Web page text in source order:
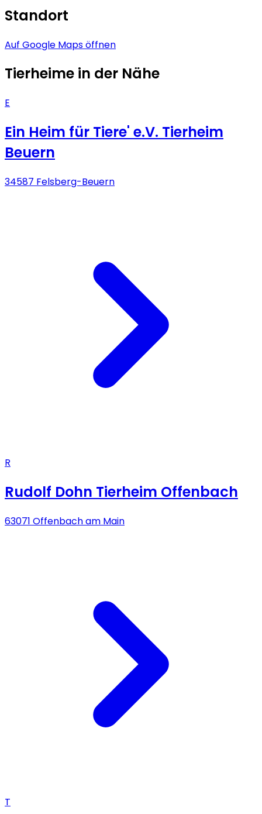
Standort
Auf Google Maps öffnen
Tierheime in der Nähe
E
Ein Heim für Tiere' e.V. Tierheim
Beuern
34587 Felsberg-Beuern
R
Rudolf Dohn Tierheim Offenbach
63071 Offenbach am Main
T